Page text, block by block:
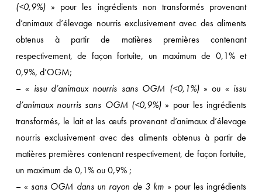
(<0,9%)» pour les ingrédients non transformés provenant
d’animaux d’élevage nourris exclusivement avec des aliments
obtenus à partir de matières premières contenant
respectivement, de façon fortuite, un maximum de 0,1% et
0,9%, d’OGM;
– « issu d’animaux nourris sans OGM (<0,1%)» ou « issu
d’animaux nourris sans OGM (<0,9%) » pour les ingrédients
transformés, le lait et les œufs provenant d’animaux d’élevage
nourris exclusivement avec des aliments obtenus à partir de
matières premières contenant respectivement, de façon fortuite,
un maximum de 0,1% ou 0,9% ;
– « sans OGM dans un rayon de 3 km » pour les ingrédients